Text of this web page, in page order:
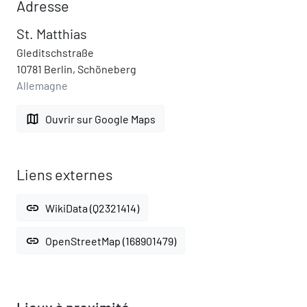
Adresse
St. Matthias
Gleditschstraße
10781 Berlin, Schöneberg
Allemagne
map Ouvrir sur Google Maps
Liens externes
link WikiData (Q2321414)
link OpenStreetMap (168901479)